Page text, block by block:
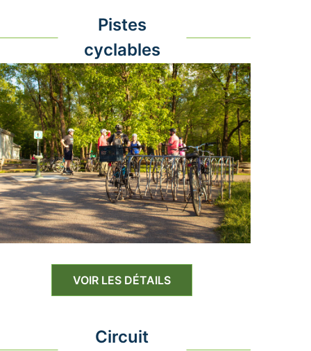
Pistes
cyclables
VOIR LES DÉTAILS
Circuit